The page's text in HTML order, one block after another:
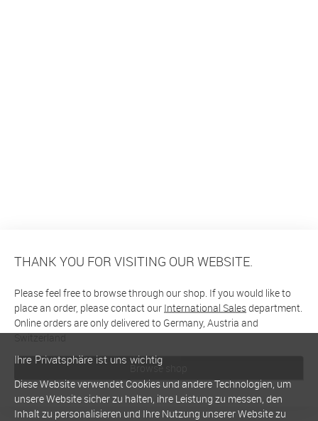
THANK YOU FOR VISITING OUR WEBSITE.
Please feel free to browse through our shop. If you would like to
place an order, please contact our International Salesdepartment.
Online orders are only delivered to Germany, Austria and
Switzerland
Browse shop
Ihre Privatsphäre ist uns wichtig
Diese Website verwendet Cookies und andere Technologien, um
unsere Website sicher zu halten, ihre Leistung zu messen, den
Inhalt zu personalisieren und Ihre Nutzung unserer Website zu